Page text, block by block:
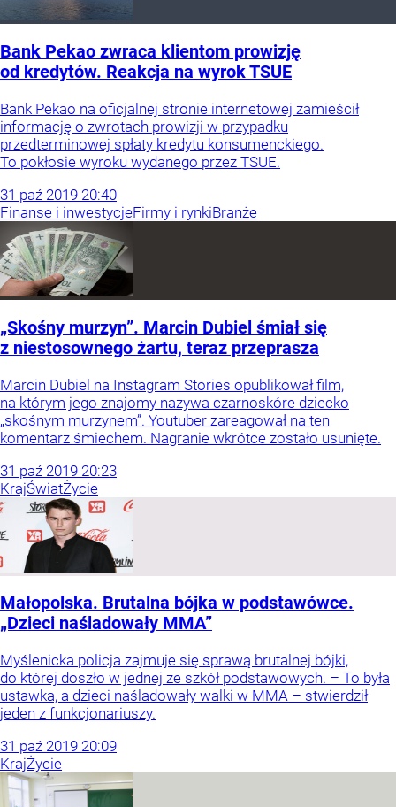
Bank Pekao zwraca klientom prowizję
od kredytów. Reakcja na wyrok TSUE
Bank Pekao na oficjalnej stronie internetowej zamieścił
informację o zwrotach prowizji w przypadku
przedterminowej spłaty kredytu konsumenckiego.
To pokłosie wyroku wydanego przez TSUE.
31 paź 2019 20:40
Finanse i inwestycjeFirmy i rynkiBranże
„Skośny murzyn”. Marcin Dubiel śmiał się
z niestosownego żartu, teraz przeprasza
Marcin Dubiel na Instagram Stories opublikował film,
na którym jego znajomy nazywa czarnoskóre dziecko
„skośnym murzynem”. Youtuber zareagował na ten
komentarz śmiechem. Nagranie wkrótce zostało usunięte.
31 paź 2019 20:23
KrajŚwiatŻycie
Małopolska. Brutalna bójka w podstawówce.
„Dzieci naśladowały MMA”
Myślenicka policja zajmuje się sprawą brutalnej bójki,
do której doszło w jednej ze szkół podstawowych. – To była
ustawka, a dzieci naśladowały walki w MMA – stwierdził
jeden z funkcjonariuszy.
31 paź 2019 20:09
KrajŻycie